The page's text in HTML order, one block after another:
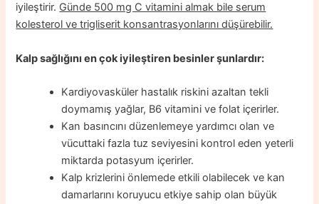
iyileştirir. Günde 500 mg C vitamini almak bile serum
kolesterol ve trigliserit konsantrasyonlarını düşürebilir.
Kalp sağlığını en çok iyileştiren besinler şunlardır:
Kardiyovasküler hastalık riskini azaltan tekli
doymamış yağlar, B6 vitamini ve folat içerirler.
Kan basıncını düzenlemeye yardımcı olan ve
vücuttaki fazla tuz seviyesini kontrol eden yeterli
miktarda potasyum içerirler.
Kalp krizlerini önlemede etkili olabilecek ve kan
damarlarını koruyucu etkiye sahip olan büyük